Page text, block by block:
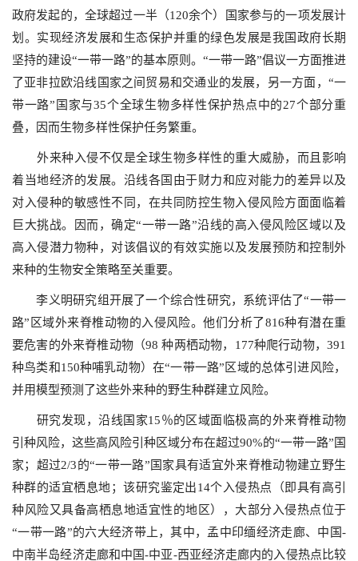
政府发起的，全球超过一半（120余个）国家参与的一项发展计
划。实现经济发展和生态保护并重的绿色发展是我国政府长期
坚持的建设“一带一路”的基本原则。“一带一路”倡议一方面推进
了亚非拉欧沿线国家之间贸易和交通业的发展，另一方面，“一
带一路”国家与35个全球生物多样性保护热点中的27个部分重
叠，因而生物多样性保护任务繁重。
外来种入侵不仅是全球生物多样性的重大威胁，而且影响
着当地经济的发展。沿线各国由于财力和应对能力的差异以及
对入侵种的敏感性不同，在共同防控生物入侵风险方面面临着
巨大挑战。因而，确定“一带一路”沿线的高入侵风险区域以及
高入侵潜力物种，对该倡议的有效实施以及发展预防和控制外
来种的生物安全策略至关重要。
李义明研究组开展了一个综合性研究，系统评估了“一带一
路”区域外来脊椎动物的入侵风险。他们分析了816种有潜在重
要危害的外来脊椎动物（98 种两栖动物，177种爬行动物，391
种鸟类和150种哺乳动物）在“一带一路”区域的总体引进风险，
并用模型预测了这些外来种的野生种群建立风险。
研究发现，沿线国家15％的区域面临极高的外来脊椎动物
引种风险，这些高风险引种区域分布在超过90%的“一带一路”国
家；超过2/3的“一带一路”国家具有适宜外来脊椎动物建立野生
种群的适宜栖息地；该研究鉴定出14个入侵热点（即具有高引
种风险又具备高栖息地适宜性的地区），大部分入侵热点位于
“一带一路”的六大经济带上，其中，孟中印缅经济走廊、中国-
中南半岛经济走廊和中国-中亚-西亚经济走廊内的入侵热点比较